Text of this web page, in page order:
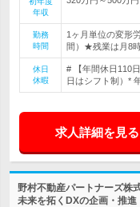
年収
勤務
時間
1ヶ月単位の変形
間）★残業は月8
休日
休暇
# 【年間休日110
日はシフト制）*
求人詳細を見る
野村不動産パートナーズ株
未来を拓くDXの企画・推進